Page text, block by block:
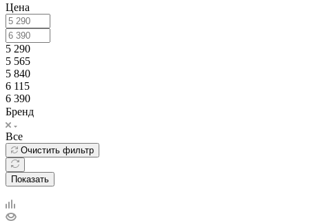
Цена
5 290
5 565
5 840
6 115
6 390
Бренд
Все
Очистить фильтр
Показать